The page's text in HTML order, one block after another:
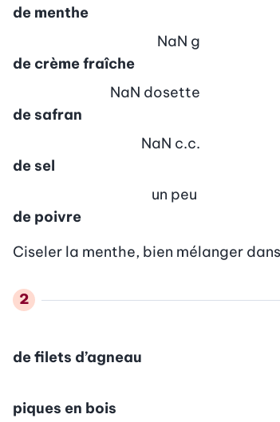
de menthe
de crème fraîche
NaN g
de safran
NaN dosette
de sel
NaN c.c.
de poivre
un peu
Ciseler la menthe, bien mélanger
de filets d’agneau
piques en bois